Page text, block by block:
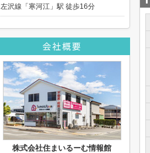
左沢線「寒河江」駅 徒歩16分
株式会社住まいるーむ情報館